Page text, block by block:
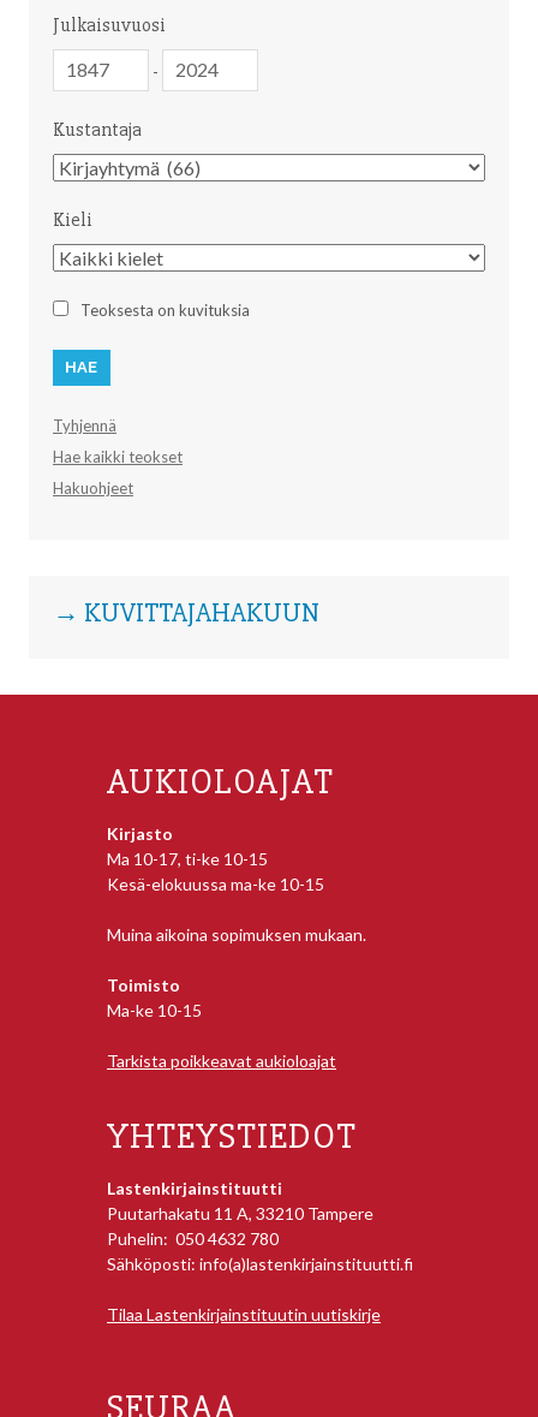
Julkaisuvuosi
-
Kustantaja
Kustantaja
Kieli
Kieli
Teoksesta on kuvituksia
Tyhjennä
Hae kaikki teokset
Hakuohjeet
→ KUVITTAJAHAKUUN
AUKIOLOAJAT
Kirjasto
Ma 10-17, ti-ke 10-15
Kesä-elokuussa ma-ke 10-15
Muina aikoina sopimuksen mukaan.
Toimisto
Ma-ke 10-15
Tarkista poikkeavat aukioloajat
YHTEYSTIEDOT
Lastenkirjainstituutti
Puutarhakatu 11 A, 33210 Tampere
Puhelin: 050 4632 780
Sähköposti: info(a)lastenkirjainstituutti.fi
Tilaa Lastenkirjainstituutin uutiskirje
SEURAA